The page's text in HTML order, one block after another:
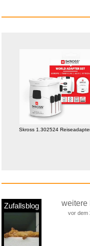
Skross 1.302524
Zufallsblog weitere
vor dem